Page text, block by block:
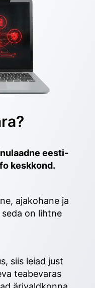
eesti-
keskkond.
ajakohane ja
on lihtne
siis leiad just
teabevaras